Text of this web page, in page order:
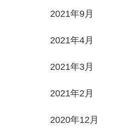
2021年9月
2021年4月
2021年3月
2021年2月
2020年12月